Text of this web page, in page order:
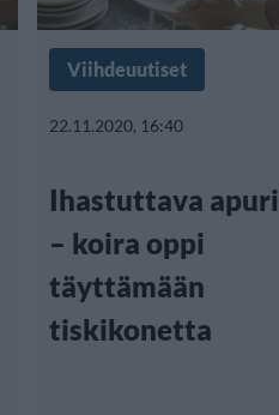
Viihdeuutiset
22.11.2020, 16:40
Ihastuttava apuri
– koira oppi
täyttämään
tiskikonetta